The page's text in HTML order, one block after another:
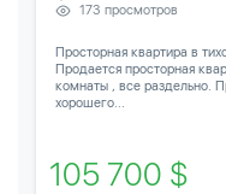
173 просмотров
Просторная квартира в
Продается просторная
комнаты , все раздельно.
хорошего...
105 700 $